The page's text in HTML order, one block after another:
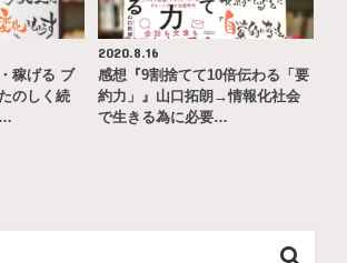
稼げる ブ
のしく続
…
2020.8.16
感想『9割捨てて10倍伝わる「要
約力」』山口拓朗→情報化社会
で生きる為に必要…